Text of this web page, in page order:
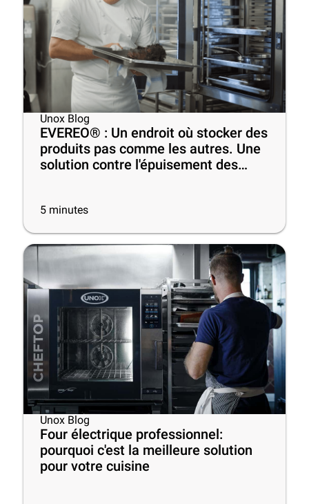
Unox Blog
EVEREO® : Un endroit où stocker des
produits pas comme les autres. Une
solution contre l'épuisement des
5 minutes
Unox Blog
Four électrique professionnel:
pourquoi c'est la meilleure solution
pour votre cuisine